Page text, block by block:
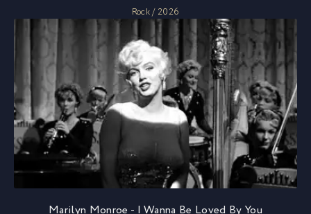
Rock / 2026
Marilyn Monroe - I Wanna Be Loved By You